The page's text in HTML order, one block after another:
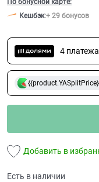
По бонусной карте:
Кешбэк:+ 29 бонусов
4
Добавить в
Есть в наличии